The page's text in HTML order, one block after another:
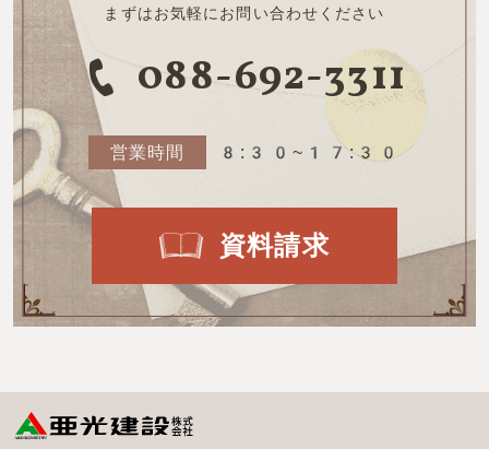
まずはお気軽にお問い合わせください
088-692-3311
営業時間 8:30~17:30
資料請求